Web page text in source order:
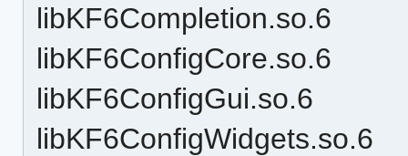
libKF6Completion.so.6
libKF6ConfigCore.so.6
libKF6ConfigGui.so.6
libKF6ConfigWidgets.so.6